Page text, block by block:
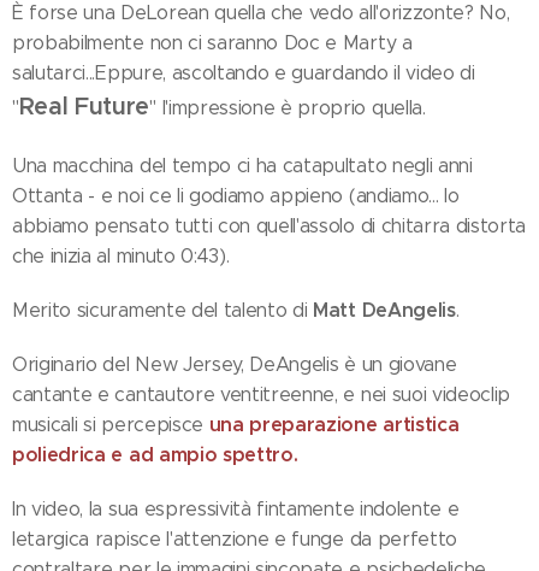
È forse una DeLorean quella che vedo all'orizzonte? No,
probabilmente non ci saranno Doc e Marty a
salutarci...Eppure, ascoltando e guardando il video di
"Real Future" l'impressione è proprio quella.
Una macchina del tempo ci ha catapultato negli anni
Ottanta - e noi ce li godiamo appieno (andiamo... lo
abbiamo pensato tutti con quell'assolo di chitarra distorta
che inizia al minuto 0:43).
Merito sicuramente del talento di Matt DeAngelis.
Originario del New Jersey, DeAngelis è un giovane
cantante e cantautore ventitreenne, e nei suoi videoclip
musicali si percepisce una preparazione artistica
poliedrica e ad ampio spettro.
In video, la sua espressività fintamente indolente e
letargica rapisce l'attenzione e funge da perfetto